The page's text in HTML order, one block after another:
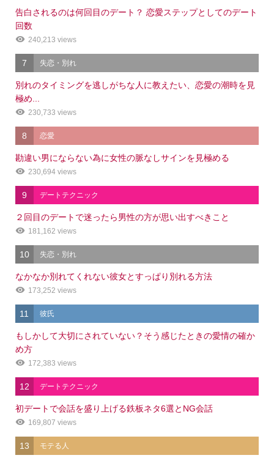
告白されるのは何回目のデート？ 恋愛ステップとしてのデート
回数
240,213 views
7 失恋・別れ
別れのタイミングを逃しがちな人に教えたい、恋愛の潮時を見
極め...
230,733 views
8 恋愛
勘違い男にならない為に女性の脈なしサインを見極める
230,694 views
9 デートテクニック
２回目のデートで迷ったら男性の方が思い出すべきこと
181,162 views
10 失恋・別れ
なかなか別れてくれない彼女とすっぱり別れる方法
173,252 views
11 彼氏
もしかして大切にされていない？そう感じたときの愛情の確か
め方
172,383 views
12 デートテクニック
初デートで会話を盛り上げる鉄板ネタ6選とNG会話
169,807 views
13 モテる人